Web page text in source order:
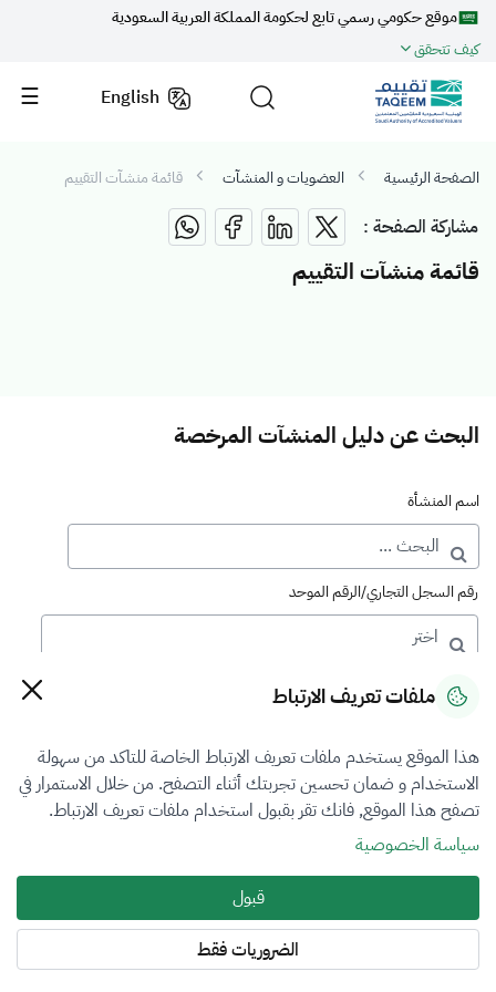
موقع حكومي رسمي تابع لحكومة المملكة العربية السعودية
كيف تتحقق
English
الصفحة الرئيسية العضويات و المنشآت قائمة منشآت التقييم
مشاركة الصفحة :
قائمة منشآت التقييم
البحث عن دليل المنشآت المرخصة
اسم المنشأة
رقم السجل التجاري/الرقم الموحد
رقم الترخيص
التصنيف
اختر
فرع التقييم
ملفات تعريف الارتباط
هذا الموقع يستخدم ملفات تعريف الارتباط الخاصة للتاكد من سهولة
الاستخدام و ضمان تحسين تجربتك أثناء التصفح. من خلال الاستمرار في
تصفح هذا الموقع, فانك تقر بقبول استخدام ملفات تعريف الارتباط.
سياسة الخصوصية
قبول
الضروريات فقط